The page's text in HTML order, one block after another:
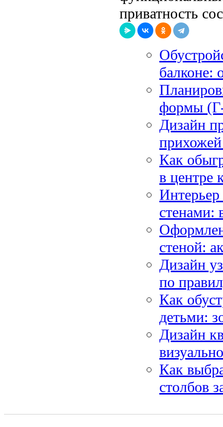
приватность
балконе:
формы
Дизайн
Как
в центре
стенами:
стеной:
Дизайн
по
Как
детьми:
Дизайн
Как
столбов